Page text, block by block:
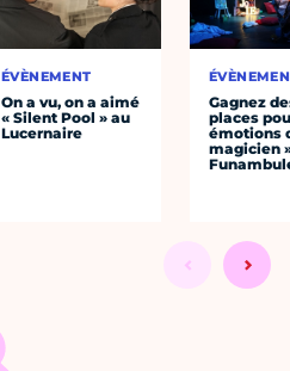
ÉVÈNEMENT
On a vu, on a aimé
« Silent Pool » au
Lucernaire
Gagnez
places
émotions
magicien